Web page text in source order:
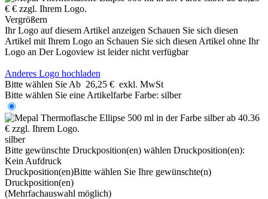
Vergrößern
Ihr Logo auf diesem Artikel anzeigen Schauen Sie sich diesen
Artikel mit Ihrem Logo an Schauen Sie sich diesen Artikel ohne Ihr
Logo an Der Logoview ist leider nicht verfügbar
Anderes Logo hochladen
Bitte wählen Sie Ab 26,25 € exkl. MwSt
Bitte wählen Sie eine Artikelfarbe Farbe: silber
silber
Bitte gewünschte Druckposition(en) wählen Druckposition(en):
Kein Aufdruck
Druckposition(en)Bitte wählen Sie Ihre gewünschte(n)
Druckposition(en)
(Mehrfachauswahl möglich)